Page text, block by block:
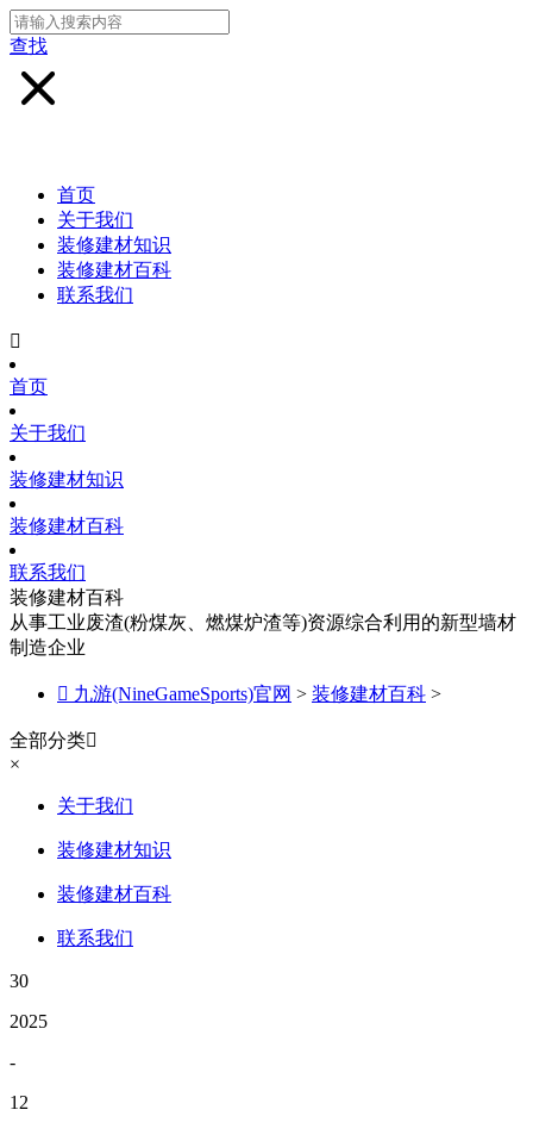
查找
首页
关于我们
装修建材知识
装修建材百科
联系我们

首页
关于我们
装修建材知识
装修建材百科
联系我们
装修建材百科
从事工业废渣(粉煤灰、燃煤炉渣等)资源综合利用的新型墙材
制造企业
 九游(NineGameSports)官网 > 装修建材百科 >
全部分类
×
关于我们
装修建材知识
装修建材百科
联系我们
30
2025
-
12